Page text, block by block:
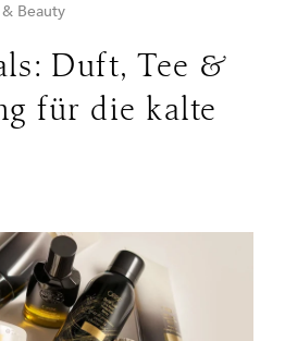
Beauty
Duft, Tee &
für die kalte